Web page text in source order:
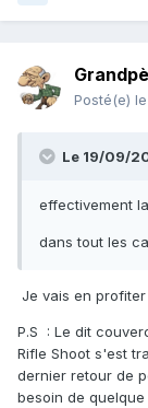
Posté(e)
Le 19/09/
effectivement
dans tout les
Je vais en
P.S : Le dit
Rifle Shoot s'est
dernier retour de
besoin de